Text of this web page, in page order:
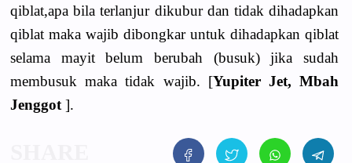
qiblat,apa bila terlanjur dikubur dan tidak dihadapkan
qiblat maka wajib dibongkar untuk dihadapkan qiblat
selama mayit belum berubah (busuk) jika sudah
membusuk maka tidak wajib. [Yupiter Jet, Mbah
Jenggot].